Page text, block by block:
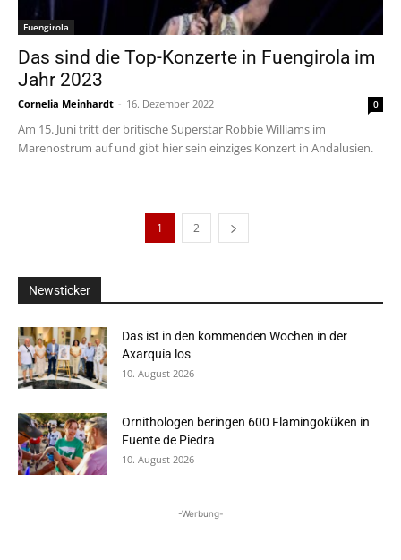
Fuengirola
Das sind die Top-Konzerte in Fuengirola im
Jahr 2023
Cornelia Meinhardt - 16. Dezember 2022 0
Am 15. Juni tritt der britische Superstar Robbie Williams im
Marenostrum auf und gibt hier sein einziges Konzert in Andalusien.
1 2
Newsticker
Das ist in den kommenden Wochen in der
Axarquía los
10. August 2026
Ornithologen beringen 600 Flamingoküken in
Fuente de Piedra
10. August 2026
-Werbung-